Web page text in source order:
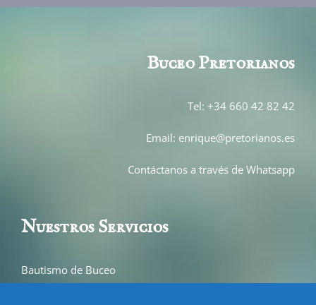
Buceo Pretorianos
Tel: +34 660 42 82 42
Email: enrique@pretorianos.es
Contáctanos a través de Whatsapp
Nuestros Servicios
Bautismo de Buceo